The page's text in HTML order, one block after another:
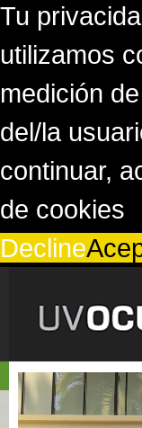
Tu
utilizamos
medición
del/la
continuar,
de cookies
Decline